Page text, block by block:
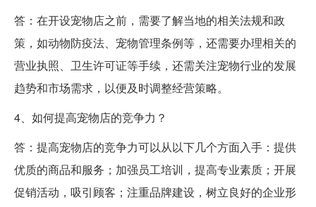
答：在开设宠物店之前，需要了解当地的相关法规和政
策，如动物防疫法、宠物管理条例等，还需要办理相关的
营业执照、卫生许可证等手续，还需关注宠物行业的发展
趋势和市场需求，以便及时调整经营策略。
4、如何提高宠物店的竞争力？
答：提高宠物店的竞争力可以从以下几个方面入手：提供
优质的商品和服务；加强员工培训，提高专业素质；开展
促销活动，吸引顾客；注重品牌建设，树立良好的企业形